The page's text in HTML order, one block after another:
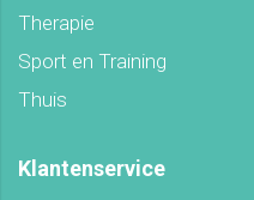
Therapie
Sport en Training
Thuis
Klantenservice